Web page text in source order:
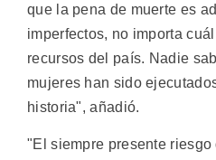
que la pena de muerte es
imperfectos, no importa
recursos del país. Nadie
mujeres han sido
historia", añadió.
"El siempre presente